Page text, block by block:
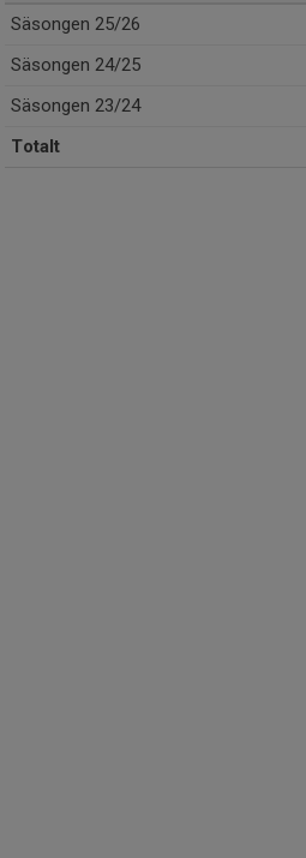
Säsongen 25/26
Säsongen 24/25
Säsongen 23/24
Totalt